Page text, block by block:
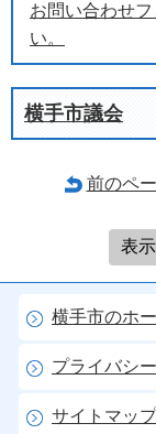
お問い合わせ
い。
横手市議会
前のペ
表示
横手市のホ
プライバシ
サイトマップ